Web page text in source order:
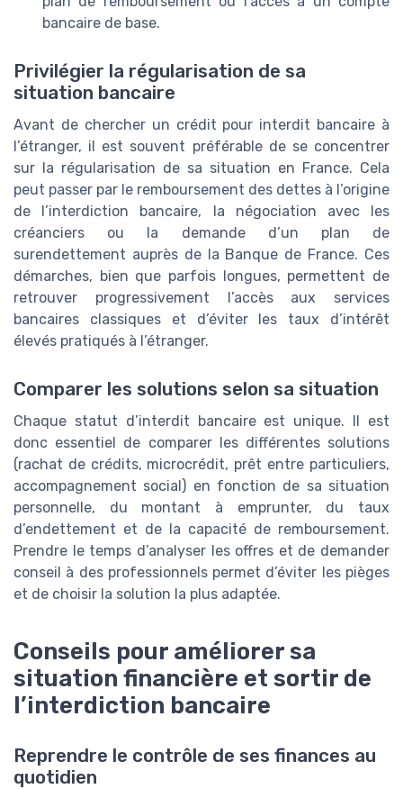
bancaire de base.
Privilégier la régularisation de sa
situation bancaire
Avant de chercher un crédit pour interdit bancaire à
l’étranger, il est souvent préférable de se concentrer
sur la régularisation de sa situation en France. Cela
peut passer par le remboursement des dettes à l’origine
de l’interdiction bancaire, la négociation avec les
créanciers ou la demande d’un plan de
surendettement auprès de la Banque de France. Ces
démarches, bien que parfois longues, permettent de
retrouver progressivement l’accès aux services
bancaires classiques et d’éviter les taux d’intérêt
élevés pratiqués à l’étranger.
Comparer les solutions selon sa situation
Chaque statut d’interdit bancaire est unique. Il est
donc essentiel de comparer les différentes solutions
(rachat de crédits, microcrédit, prêt entre particuliers,
accompagnement social) en fonction de sa situation
personnelle, du montant à emprunter, du taux
d’endettement et de la capacité de remboursement.
Prendre le temps d’analyser les offres et de demander
conseil à des professionnels permet d’éviter les pièges
et de choisir la solution la plus adaptée.
Conseils pour améliorer sa
situation financière et sortir de
l’interdiction bancaire
Reprendre le contrôle de ses finances au
quotidien